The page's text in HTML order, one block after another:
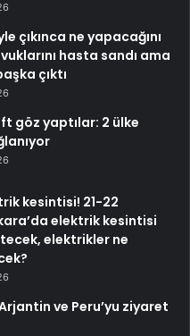
çıkınca ne yapacağını
hasta sandı ama
çıktı
göz yaptılar: 2 ülke
kesintisi! 21-22
elektrik kesintisi
elektrikler ne
ve Peru’yu ziyaret